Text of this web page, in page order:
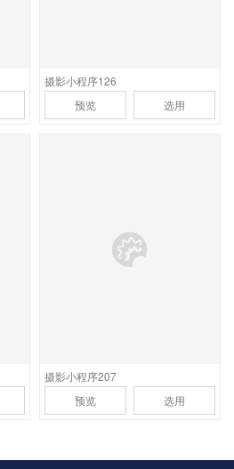
摄影小程序126
预览
选用
首页支持视频全屏自动播
放，功能含样片预览，客
片展示，品牌介绍，联系
摄影小程序207
预览
选用